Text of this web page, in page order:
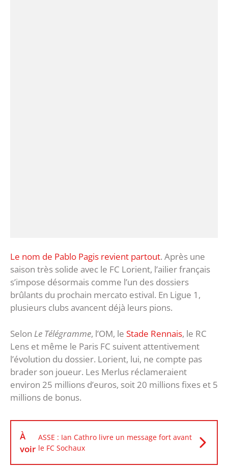
Le nom de Pablo Pagis revient partout. Après une
saison très solide avec le FC Lorient, l’ailier français
s’impose désormais comme l’un des dossiers
brûlants du prochain mercato estival. En Ligue 1,
plusieurs clubs avancent déjà leurs pions.
Selon Le Télégramme, l’OM, le Stade Rennais, le RC
Lens et même le Paris FC suivent attentivement
l’évolution du dossier. Lorient, lui, ne compte pas
brader son joueur. Les Merlus réclameraient
environ 25 millions d’euros, soit 20 millions fixes et 5
millions de bonus.
À
voir
ASSE : Ian Cathro livre un message fort avant
le FC Sochaux